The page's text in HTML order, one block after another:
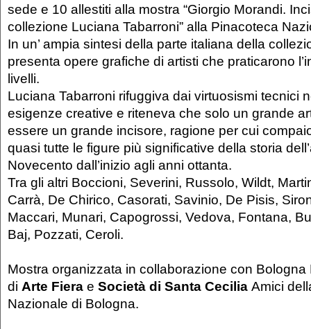
sede e 10 allestiti alla mostra “Giorgio Morandi.
collezione Luciana Tabarroni” alla Pinacoteca
In un’ ampia sintesi della parte italiana della
presenta opere grafiche di artisti che praticarono
livelli.
Luciana Tabarroni rifuggiva dai virtuosismi tecnici
esigenze creative e riteneva che solo un grande
essere un grande incisore, ragione per cui
quasi tutte le figure più significative della storia
Novecento dall’inizio agli anni ottanta.
Tra gli altri Boccioni, Severini, Russolo, Wildt,
Carrà, De Chirico, Casorati, Savinio, De Pisis,
Maccari, Munari, Capogrossi, Vedova, Fontana,
Baj, Pozzati, Ceroli.
Mostra organizzata in collaborazione con
di Arte Fiera e Società di Santa Cecilia Amici
Nazionale di Bologna.